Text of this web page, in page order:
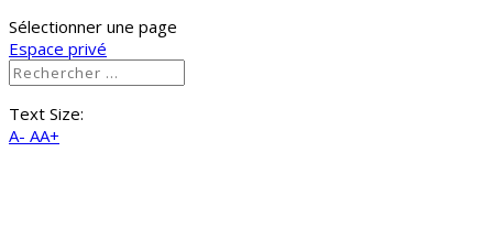
Sélectionner une page
Espace privé
Text Size:
A- AA+